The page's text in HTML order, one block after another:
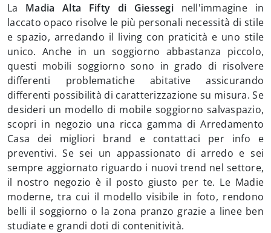
La Madia Alta Fifty di Giesseginell'immagine in
laccato opaco risolve le più personali necessità di stile
e spazio, arredando il living con praticità e uno stile
unico. Anche in un soggiorno abbastanza piccolo,
questi mobili soggiorno sono in grado di risolvere
differenti problematiche abitative assicurando
differenti possibilità di caratterizzazione su misura. Se
desideri un modello di mobile soggiorno salvaspazio,
scopri in negozio una ricca gamma di Arredamento
Casa dei migliori brand e contattaci per info e
preventivi. Se sei un appassionato di arredo e sei
sempre aggiornato riguardo i nuovi trend nel settore,
il nostro negozio è il posto giusto per te. Le Madie
moderne, tra cui il modello visibile in foto, rendono
belli il soggiorno o la zona pranzo grazie a linee ben
studiate e grandi doti di contenitività.